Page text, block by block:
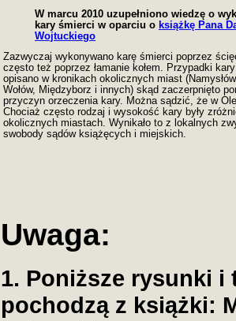
W marcu 2010 uzupełniono wiedzę o
kary śmierci w oparciu o książkę Pana
Wojtuckiego
Zazwyczaj wykonywano karę śmierci poprzez
często też poprzez łamanie kołem. Przypadki
opisano w kronikach okolicznych miast
Wołów, Międzyborz i innych) skąd zaczerpnięto
przyczyn orzeczenia kary. Można sądzić, że w
Chociaż często rodzaj i wysokość kary były
okolicznych miastach. Wynikało to z lokalnych
swobody sądów książęcych i miejskich.
Uwaga:
1. Poniższe rysunki
pochodzą z książki: